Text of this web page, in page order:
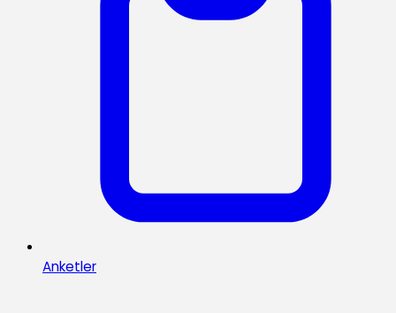
Anketler